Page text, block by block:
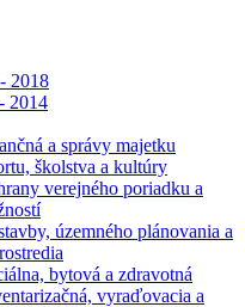
2018
2014
a správy majetku
školstva a kultúry
verejného poriadku a
územného plánovania a
bytová a zdravotná
vyraďovacia a